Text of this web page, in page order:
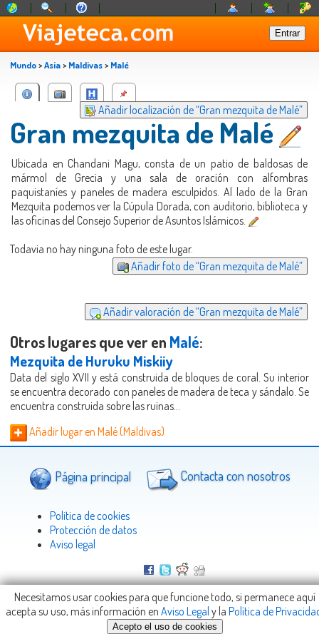
Mundo>Asia> Maldivas> Malé
Añadir localización de “Gran mezquita de Malé”
Gran mezquita de Malé
Ubicada en Chandani Magu, consta de un patio de baldosas de
mármol de Grecia y una sala de oración con alfombras
paquistaníes y paneles de madera esculpidos. Al lado de la Gran
Mezquita podemos ver la Cúpula Dorada, con auditorio, biblioteca y
las oficinas del Consejo Superior de Asuntos Islámicos.
Todavia no hay ninguna foto de este lugar.
Añadir foto de “Gran mezquita de Malé”
Añadir valoración de “Gran mezquita de Malé”
Otros lugares que ver en Malé:
Mezquita de Huruku Miskiiy
Data del siglo XVII y está construida de bloques de coral. Su interior
se encuentra decorado con paneles de madera de teca y sándalo. Se
encuentra construida sobre las ruinas...
Añadir lugar en Malé (Maldivas)
Página principal Contacta con nosotros
Politica de cookies
Protección de datos
Aviso legal
Copyright © 2005-2026Viajeteca.com- info@Viajeteca.com
Necesitamos usar cookies para que funcione todo, si permanece aquí
acepta su uso, más información en Aviso Legal y la Política de
Acepto el uso de cookies